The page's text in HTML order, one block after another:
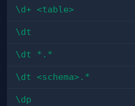
\d+ <table>
\dt
\dt *.*
\dt <schema>.*
\dp